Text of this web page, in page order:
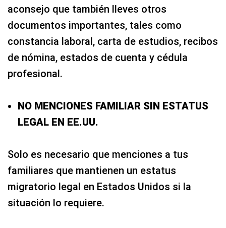
aconsejo que también lleves otros
documentos importantes, tales como
constancia laboral, carta de estudios, recibos
de nómina, estados de cuenta y cédula
profesional.
NO MENCIONES FAMILIAR SIN ESTATUS
LEGAL EN EE.UU.
Solo es necesario que menciones a tus
familiares que mantienen un estatus
migratorio legal en Estados Unidos si la
situación lo requiere.